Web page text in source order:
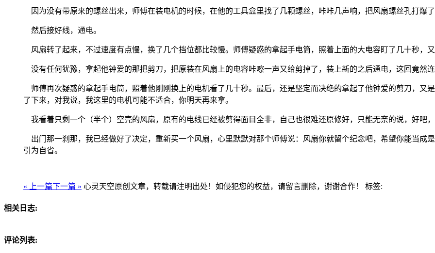
因为没有带原来的螺丝出来，师傅在装电机的时候，在他的工具盒里找了几颗螺丝，咔咔几声响，把风扇螺丝孔打爆
然后接好线，通电。
风扇转了起来，不过速度有点慢，换了几个挡位都比较慢。师傅疑惑的拿起手电筒，照着上面的大电容盯了几十秒，
没有任何犹豫，拿起他钟爱的那把剪刀，把原装在风扇上的电容咔嚓一声又给剪掉了，装上新的之后通电，这回竟然
师傅再次疑惑的拿起手电筒，照着他刚刚换上的电机看了几十秒。最后，还是坚定而决绝的拿起了他钟爱的剪刀，又
了下来，对我说，我这里的电机可能不适合，你明天再来拿。
我看着只剩一个（半个）空壳的风扇，原有的电线已经被剪得面目全非，自己也很难还原修好，只能无奈的说，好吧
出门那一刹那，我已经做好了决定，重新买一个风扇，心里默默对那个师傅说：风扇你就留个纪念吧，希望你能当成
引为自省。
« 上一篇下一篇 » 心灵天空原创文章，转载请注明出处！如侵犯您的权益，请留言删除，谢谢合作！ 标签:
相关日志:
评论列表: